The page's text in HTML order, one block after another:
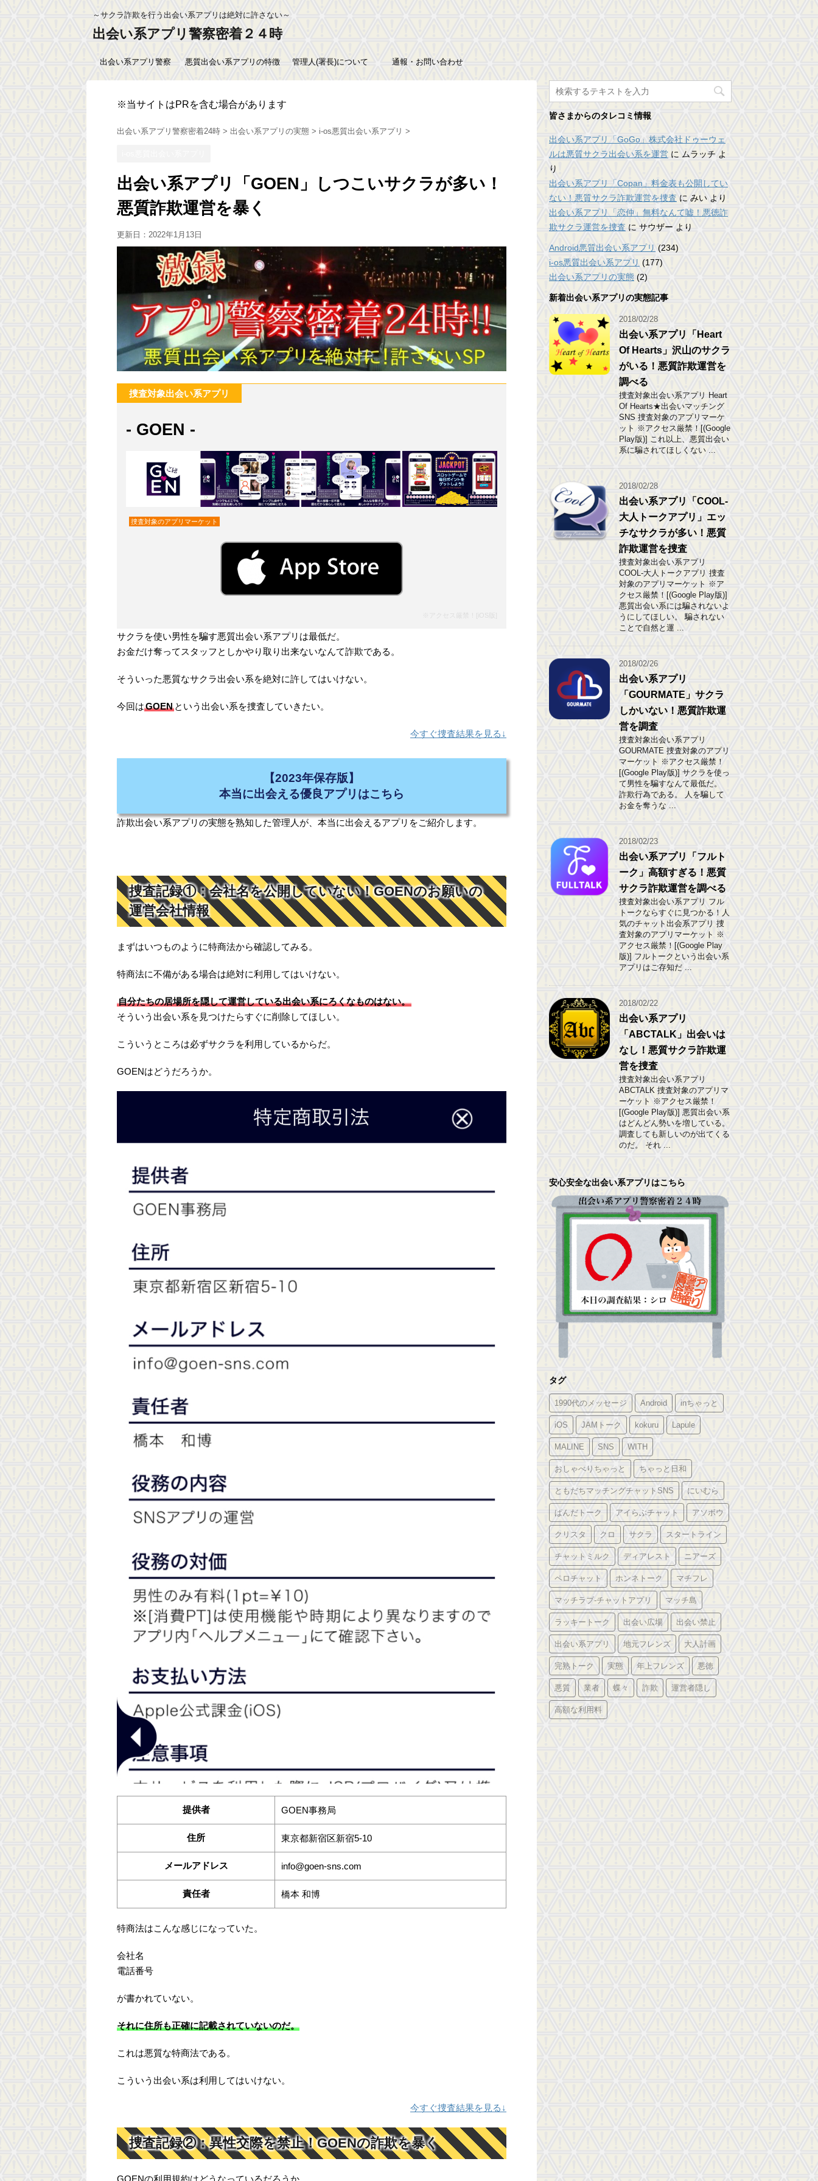
～サクラ詐欺を行う出会い系アプリは絶対に許さない～
出会い系アプリ警察密着２４時
出会い系アプリ警察 悪質出会い系アプリの特徴 管理人(署長)について 通報・お問い合わせ
※当サイトはPRを含む場合があります
出会い系アプリ警察密着24時 > 出会い系アプリの実態 > i-os悪質出会い系アプリ >
出会い系アプリ「GOEN」しつこいサクラが多い！
悪質詐欺運営を暴く
更新日： 2022年1月13日
捜査対象出会い系アプリ
- GOEN -
捜査対象のアプリマーケット
サクラを使い男性を騙す悪質出会い系アプリは最低だ。
お金だけ奪ってスタッフとしかやり取り出来ないなんて詐欺である。
そういった悪質なサクラ出会い系を絶対に許してはいけない。
今回はGOEN という出会い系を捜査していきたい。
今すぐ捜査結果を見る↓
【2023年保存版】
本当に出会える優良アプリはこちら
詐欺出会い系アプリの実態を熟知した管理人が、本当に出会えるアプリをご紹介します。
捜査記録①：会社名を公開していない！GOENのお願いの
運営会社情報
まずはいつものように特商法から確認してみる。
特商法に不備がある場合は絶対に利用してはいけない。
自分たちの居場所を隠して運営している出会い系にろくなものはない。
そういう出会い系を見つけたらすぐに削除してほしい。
こういうところは必ずサクラを利用しているからだ。
GOENはどうだろうか。
提供者 GOEN事務局
住所 東京都新宿区新宿5-10
メールアドレス info@goen-sns.com
責任者 橋本 和博
特商法はこんな感じになっていた。
会社名
電話番号
が書かれていない。
それに住所も正確に記載されていないのだ。
これは悪質な特商法である。
こういう出会い系は利用してはいけない。
今すぐ捜査結果を見る↓
捜査記録②：異性交際を禁止！GOENの詐欺を暴く
GOENの利用規約はどうなっているだろうか。
皆さまからのタレコミ情報
出会い系アプリ「GoGo」株式会社ドゥーウェ
ルは悪質サクラ出会い系を運営 に ムラッチ よ
り
出会い系アプリ「Copan」料金表も公開してい
ない！悪質サクラ詐欺運営を捜査 に みい より
出会い系アプリ「恋仲」無料なんて嘘！悪徳詐
欺サクラ運営を捜査 に サウザー より
Android悪質出会い系アプリ (234)
i-os悪質出会い系アプリ (177)
出会い系アプリの実態 (2)
新着出会い系アプリの実態記事
2018/02/28
出会い系アプリ「Heart
Of Hearts」沢山のサクラ
がいる！悪質詐欺運営を
調べる
捜査対象出会い系アプリ Heart
Of Hearts★出会いマッチング
SNS 捜査対象のアプリマーケ
ット ※アクセス厳禁！[(Google
Play版)] これ以上、悪質出会い
系に騙されてほしくない ...
2018/02/28
出会い系アプリ「COOL-
大人トークアプリ」エッ
チなサクラが多い！悪質
詐欺運営を捜査
捜査対象出会い系アプリ
COOL-大人トークアプリ 捜査
対象のアプリマーケット ※ア
クセス厳禁！[(Google Play版)]
悪質出会い系には騙されないよ
うにしてほしい。 騙されない
ことで自然と運 ...
2018/02/26
出会い系アプリ
「GOURMATE」サクラ
しかいない！悪質詐欺運
営を調査
捜査対象出会い系アプリ
GOURMATE 捜査対象のアプリ
マーケット ※アクセス厳禁！
[(Google Play版)] サクラを使っ
て男性を騙すなんて最低だ。
詐欺行為である。 人を騙して
お金を奪うな ...
2018/02/23
出会い系アプリ「フルト
ーク」高額すぎる！悪質
サクラ詐欺運営を調べる
捜査対象出会い系アプリ フル
トークならすぐに見つかる！人
気のチャット出会系アプリ 捜
査対象のアプリマーケット ※
アクセス厳禁！[(Google Play
版)] フルトークという出会い系
アプリはご存知だ ...
2018/02/22
出会い系アプリ
「ABCTALK」出会いは
なし！悪質サクラ詐欺運
営を捜査
捜査対象出会い系アプリ
ABCTALK 捜査対象のアプリマ
ーケット ※アクセス厳禁！
[(Google Play版)] 悪質出会い系
はどんどん勢いを増している。
調査しても新しいのが出てくる
のだ。 それ ...
安心安全な出会い系アプリはこちら
タグ
1990代のメッセージ Android inちゃっと
iOS JAMトーク kokuru Lapule
MALINE SNS WITH
おしゃべりちゃっと ちゃっと日和
ともだちマッチングチャットSNS にいむら
ぱんだトーク アイらぶチャット アソボウ
クリスタ クロ サクラ スタートライン
チャットミルク ディアレスト ニアーズ
ペロチャット ホンネトーク マチフレ
マッチラブ-チャットアプリ マッチ島
ラッキートーク 出会い広場 出会い禁止
出会い系アプリ 地元フレンズ 大人計画
完熟トーク 実態 年上フレンズ 悪徳
悪質 業者 蝶々 詐欺 運営者隠し
高額な利用料